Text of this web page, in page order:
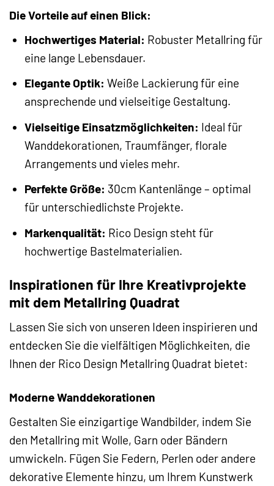
Die Vorteile auf einen Blick:
Hochwertiges Material: Robuster Metallring für
eine lange Lebensdauer.
Elegante Optik: Weiße Lackierung für eine
ansprechende und vielseitige Gestaltung.
Vielseitige Einsatzmöglichkeiten: Ideal für
Wanddekorationen, Traumfänger, florale
Arrangements und vieles mehr.
Perfekte Größe: 30cm Kantenlänge – optimal
für unterschiedlichste Projekte.
Markenqualität: Rico Design steht für
hochwertige Bastelmaterialien.
Inspirationen für Ihre Kreativprojekte
mit dem Metallring Quadrat
Lassen Sie sich von unseren Ideen inspirieren und
entdecken Sie die vielfältigen Möglichkeiten, die
Ihnen der Rico Design Metallring Quadrat bietet:
Moderne Wanddekorationen
Gestalten Sie einzigartige Wandbilder, indem Sie
den Metallring mit Wolle, Garn oder Bändern
umwickeln. Fügen Sie Federn, Perlen oder andere
dekorative Elemente hinzu, um Ihrem Kunstwerk